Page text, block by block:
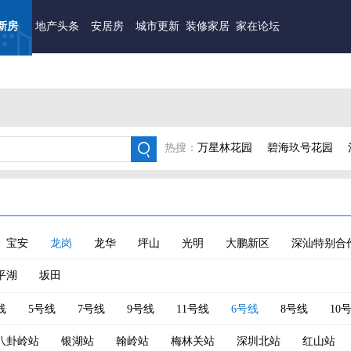
房 地产头条 安居房 城市更新 装修家居 家在论坛
热搜： 万星林花园 碧海玖号花园
宝安 龙岗 龙华 坪山 光明 大鹏新区 深汕特别合
湖 坂田
5号线 7号线 9号线 11号线 6号线 8号线 10
卦岭站 银湖站 翰岭站 梅林关站 深圳北站 红山站